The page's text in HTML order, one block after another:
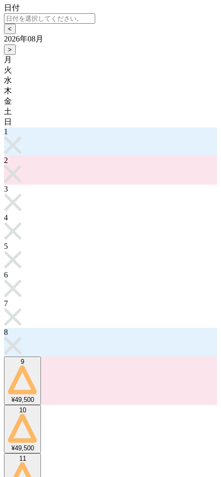
日付
<
2026年08月
>
月
火
水
木
金
土
日
1
2
3
4
5
6
7
8
9
¥49,500
10
¥49,500
11